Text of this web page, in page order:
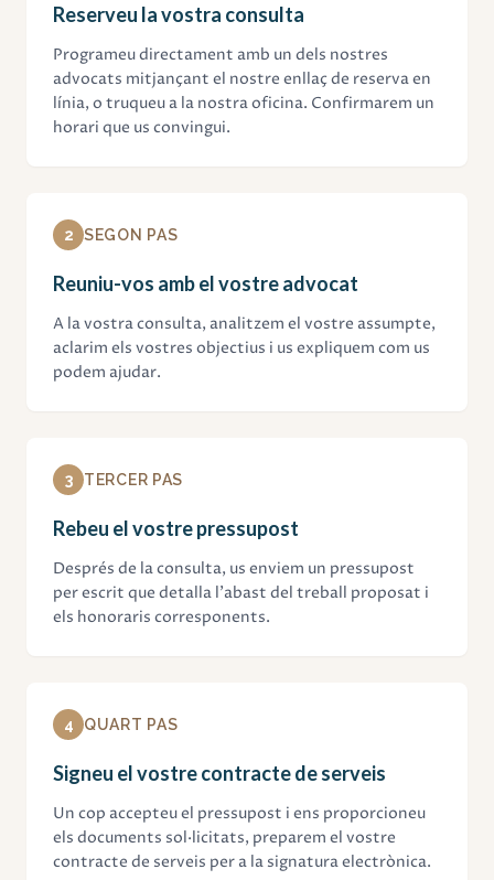
Reserveu la vostra consulta
Programeu directament amb un dels nostres
advocats mitjançant el nostre enllaç de reserva en
línia, o truqueu a la nostra oficina. Confirmarem un
horari que us convingui.
2 SEGON PAS
Reuniu-vos amb el vostre advocat
A la vostra consulta, analitzem el vostre assumpte,
aclarim els vostres objectius i us expliquem com us
podem ajudar.
3 TERCER PAS
Rebeu el vostre pressupost
Després de la consulta, us enviem un pressupost
per escrit que detalla l'abast del treball proposat i
els honoraris corresponents.
4 QUART PAS
Signeu el vostre contracte de serveis
Un cop accepteu el pressupost i ens proporcioneu
els documents sol·licitats, preparem el vostre
contracte de serveis per a la signatura electrònica.